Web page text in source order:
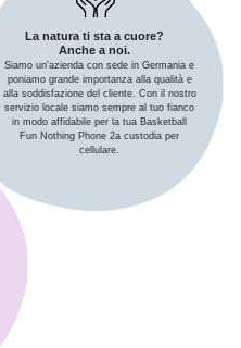
La natura ti sta a cuore?
Anche a noi.
Siamo un'azienda con sede in Germania e
poniamo grande importanza alla qualità e
alla soddisfazione del cliente. Con il nostro
servizio locale siamo sempre al tuo fianco
in modo affidabile per la tua Basketball
Fun Nothing Phone 2a custodia per
cellulare.